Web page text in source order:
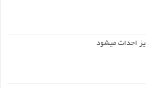
احداث میشود